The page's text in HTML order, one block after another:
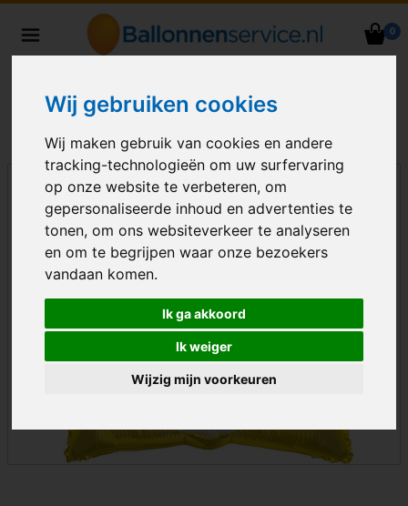
Wij gebruiken cookies
Wij maken gebruik van cookies en andere
tracking-technologieën om uw surfervaring
op onze website te verbeteren, om
gepersonaliseerde inhoud en advertenties te
tonen, om ons websiteverkeer te analyseren
en om te begrijpen waar onze bezoekers
vandaan komen.
Ik ga akkoord
Ik weiger
Wijzig mijn voorkeuren
0
Nederland